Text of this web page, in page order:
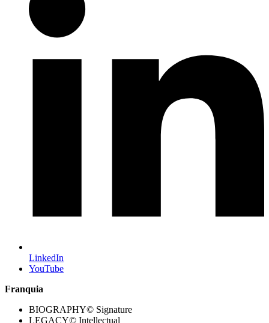
LinkedIn
YouTube
Franquia
BIOGRAPHY© Signature
LEGACY© Intellectual